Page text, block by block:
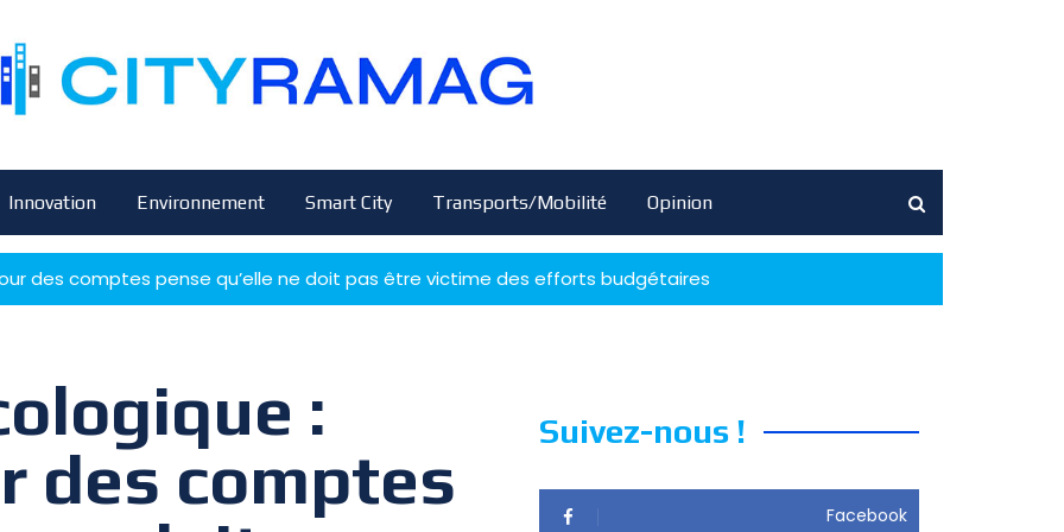
Innovation Environnement Smart City Transports/Mobilité Opinion
des comptes pense qu’elle ne doit pas être victime des efforts budgétaires
:
des comptes
Suivez-nous !
Facebook